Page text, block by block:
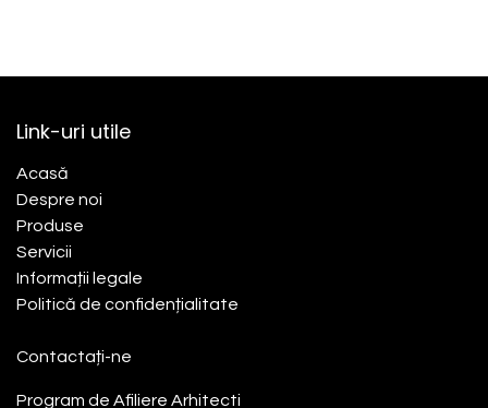
Link-uri utile
Acasă​
Despre noi
Produse
Servicii
Informații legale
Politică de confidențialitate
Contactați-ne
Program de Afiliere Arhitecti